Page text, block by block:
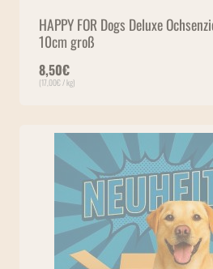
HAPPY FOR Dogs Deluxe
10cm groß
8,50€
(17,00€ / kg)